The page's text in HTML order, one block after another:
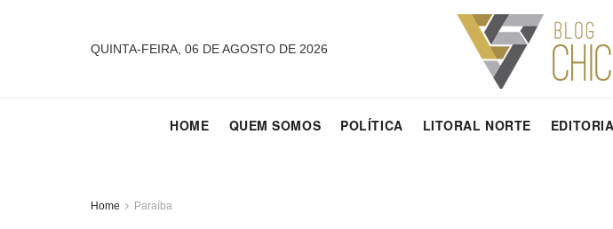
QUINTA-FEIRA, 06 DE AGOSTO DE 2026
HOME QUEM SOMOS POLÍTICA LITORAL NORTE
Home Paraíba